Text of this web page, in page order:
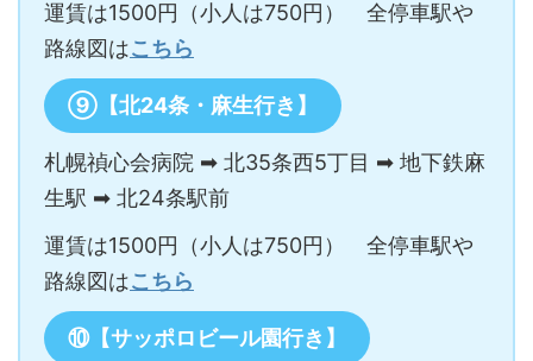
運賃は1500円（小人は750円） 全停車駅や
路線図はこちら
⑨【北24条・麻生行き】
札幌禎心会病院 ➡ 北35条西5丁目 ➡ 地下鉄麻
生駅 ➡ 北24条駅前
運賃は1500円（小人は750円） 全停車駅や
路線図はこちら
⑩【サッポロビール園行き】